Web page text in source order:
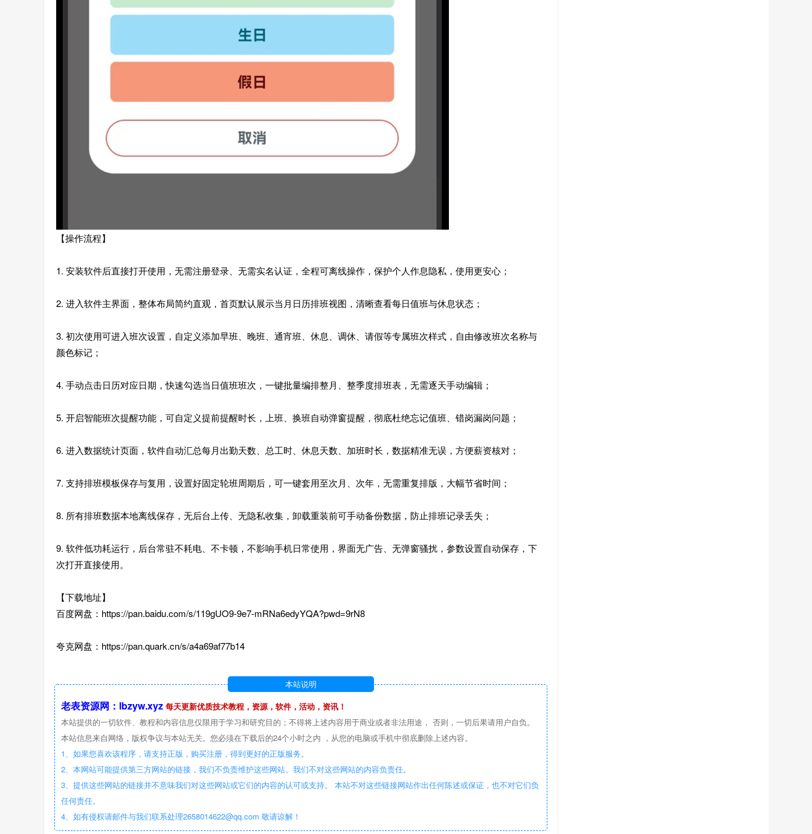
【操作流程】
1. 安装软件后直接打开使用，无需注册登录、无需实名认证，全程可离线操作，保护个人作息隐私，使用更安心；
2. 进入软件主界面，整体布局简约直观，首页默认展示当月日历排班视图，清晰查看每日值班与休息状态；
3. 初次使用可进入班次设置，自定义添加早班、晚班、通宵班、休息、调休、请假等专属班次样式，自由修改班次名称与
颜色标记；
4. 手动点击日历对应日期，快速勾选当日值班班次，一键批量编排整月、整季度排班表，无需逐天手动编辑；
5. 开启智能班次提醒功能，可自定义提前提醒时长，上班、换班自动弹窗提醒，彻底杜绝忘记值班、错岗漏岗问题；
6. 进入数据统计页面，软件自动汇总每月出勤天数、总工时、休息天数、加班时长，数据精准无误，方便薪资核对；
7. 支持排班模板保存与复用，设置好固定轮班周期后，可一键套用至次月、次年，无需重复排版，大幅节省时间；
8. 所有排班数据本地离线保存，无后台上传、无隐私收集，卸载重装前可手动备份数据，防止排班记录丢失；
9. 软件低功耗运行，后台常驻不耗电、不卡顿，不影响手机日常使用，界面无广告、无弹窗骚扰，参数设置自动保存，下
次打开直接使用。
【下载地址】
百度网盘：https://pan.baidu.com/s/119gUO9-9e7-mRNa6edyYQA?pwd=9rN8
夸克网盘：https://pan.quark.cn/s/a4a69af77b14
本站说明
老表资源网：lbzyw.xyz 每天更新优质技术教程，资源，软件，活动，资讯！
本站提供的一切软件、教程和内容信息仅限用于学习和研究目的；不得将上述内容用于商业或者非法用途， 否则，一切后果请用户自负。
本站信息来自网络，版权争议与本站无关。您必须在下载后的24个小时之内 ，从您的电脑或手机中彻底删除上述内容。
1、如果您喜欢该程序，请支持正版，购买注册，得到更好的正版服务。
2、本网站可能提供第三方网站的链接，我们不负责维护这些网站。我们不对这些网站的内容负责任。
3、提供这些网站的链接并不意味我们对这些网站或它们的内容的认可或支持。 本站不对这些链接网站作出任何陈述或保证，也不对它们负
任何责任。
4、如有侵权请邮件与我们联系处理2658014622@qq.com 敬请谅解！